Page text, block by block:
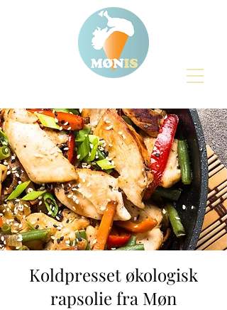
Koldpresset økologisk
rapsolie fra Møn